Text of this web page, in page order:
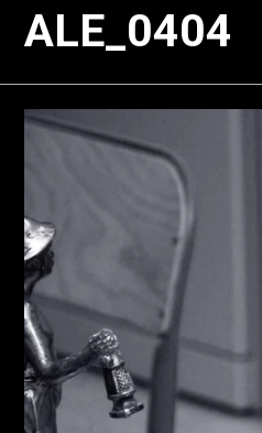
ALE_0404